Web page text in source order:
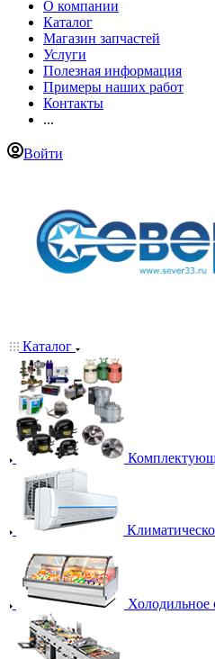
О компании
Каталог
Магазин запчастей
Услуги
Полезная информация
Примеры наших работ
Контакты
...
Войти
Каталог
Холодильное